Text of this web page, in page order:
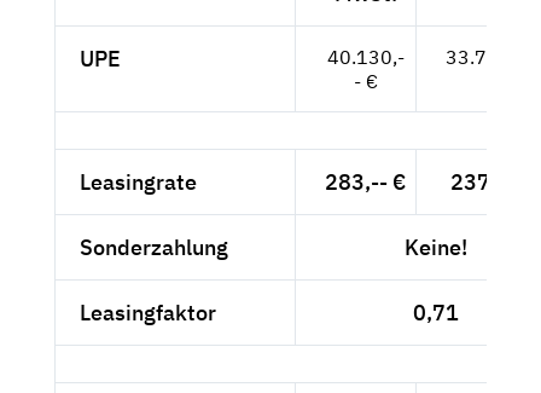
UPE
40.130,-
- €
33.723,--
Leasingrate 283,-- € 237,82 €
Sonderzahlung Keine!
Leasingfaktor 0,71